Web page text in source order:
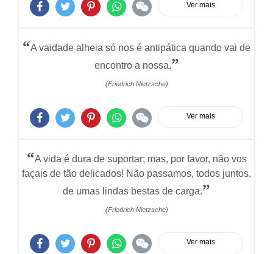
Ver mais
“A vaidade alheia só nos é antipática quando vai de
encontro a nossa.”
(Friedrich Nietzsche)
Ver mais
“A vida é dura de suportar; mas, por favor, não vos
façais de tão delicados! Não passamos, todos juntos,
de umas lindas bestas de carga.”
(Friedrich Nietzsche)
Ver mais